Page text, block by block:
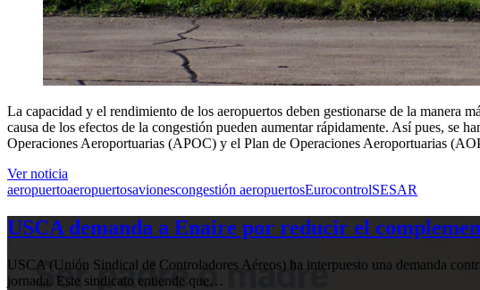
La capacidad y el rendimiento de los aeropuertos deben gestionarse de la manera
causa de los efectos de la congestión pueden aumentar rápidamente. Así pues, se
Operaciones Aeroportuarias (APOC) y el Plan de Operaciones Aeroportuarias
Ver noticia
aeropuertoaeropuertosavionescongestión aeropuertosEurocontrolSESAR
USCA demanda a Enaire por reducir el
USCA (Unión Sindical de Controladores Aéreos) ha interpuesto una demanda
jornada. Este sindicato entiende que…